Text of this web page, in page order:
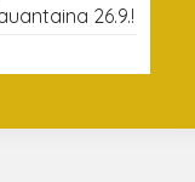
26.9.!